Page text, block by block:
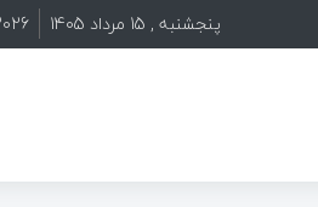
پنجشنبه , 15 مرداد 1405 - 08 - 06